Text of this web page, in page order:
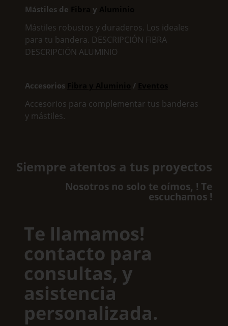
Mástiles de y
Mástiles robustos y duraderos. Los ideales
para tu bandera. DESCRIPCIÓN FIBRA
DESCRIPCIÓN ALUMINIO
Accesorios /
Accesorios para complementar tus banderas
y mástiles.
Siempre atentos a tus proyectos
Nosotros no solo te oímos, ! Te
escuchamos !
Te llamamos!
contacto para
consultas, y
asistencia
personalizada.